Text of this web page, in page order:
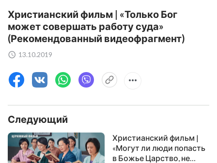
Христианский фильм | «Только Бог
может совершать работу суда»
(Рекомендованный видеофрагмент)
13.10.2019
Следующий
Христианский фильм |
«Могут ли люди попасть
в Божье Царство, не